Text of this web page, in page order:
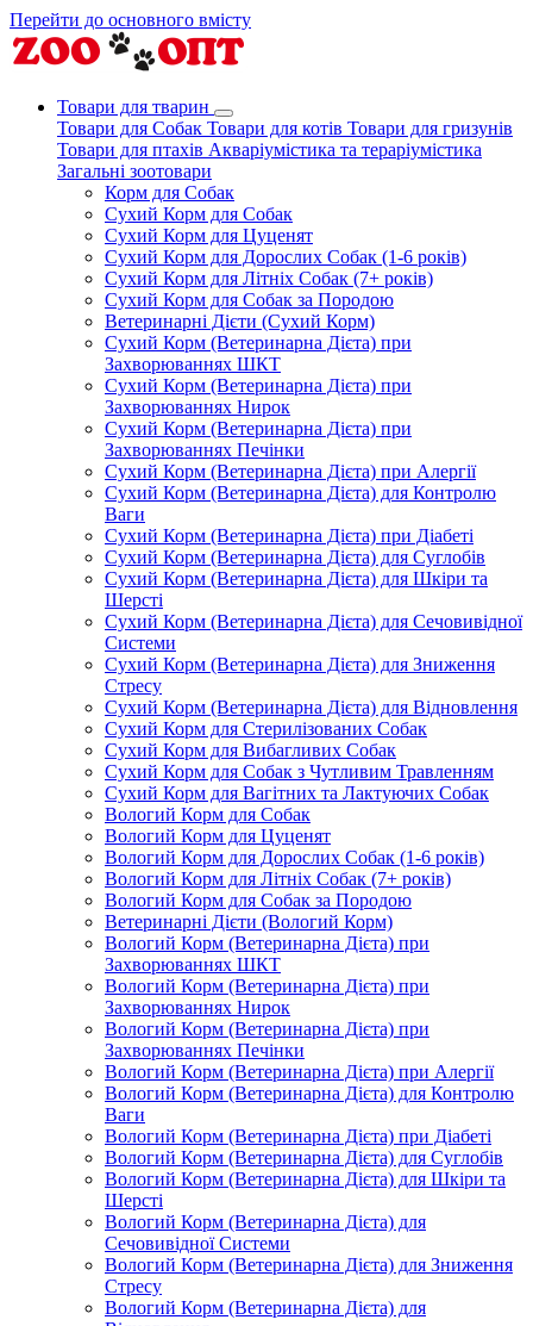
Перейти до основного вмісту
Товари для тварин
Товари для Собак Товари для котів Товари для гризунів
Товари для птахів Акваріумістика та тераріумістика
Загальні зоотовари
Корм для Собак
Сухий Корм для Собак
Сухий Корм для Цуценят
Сухий Корм для Дорослих Собак (1-6 років)
Сухий Корм для Літніх Собак (7+ років)
Сухий Корм для Собак за Породою
Ветеринарні Дієти (Сухий Корм)
Сухий Корм (Ветеринарна Дієта) при
Захворюваннях ШКТ
Сухий Корм (Ветеринарна Дієта) при
Захворюваннях Нирок
Сухий Корм (Ветеринарна Дієта) при
Захворюваннях Печінки
Сухий Корм (Ветеринарна Дієта) при Алергії
Сухий Корм (Ветеринарна Дієта) для Контролю
Ваги
Сухий Корм (Ветеринарна Дієта) при Діабеті
Сухий Корм (Ветеринарна Дієта) для Суглобів
Сухий Корм (Ветеринарна Дієта) для Шкіри та
Шерсті
Сухий Корм (Ветеринарна Дієта) для Сечовивідної
Системи
Сухий Корм (Ветеринарна Дієта) для Зниження
Стресу
Сухий Корм (Ветеринарна Дієта) для Відновлення
Сухий Корм для Стерилізованих Собак
Сухий Корм для Вибагливих Собак
Сухий Корм для Собак з Чутливим Травленням
Сухий Корм для Вагітних та Лактуючих Собак
Вологий Корм для Собак
Вологий Корм для Цуценят
Вологий Корм для Дорослих Собак (1-6 років)
Вологий Корм для Літніх Собак (7+ років)
Вологий Корм для Собак за Породою
Ветеринарні Дієти (Вологий Корм)
Вологий Корм (Ветеринарна Дієта) при
Захворюваннях ШКТ
Вологий Корм (Ветеринарна Дієта) при
Захворюваннях Нирок
Вологий Корм (Ветеринарна Дієта) при
Захворюваннях Печінки
Вологий Корм (Ветеринарна Дієта) при Алергії
Вологий Корм (Ветеринарна Дієта) для Контролю
Ваги
Вологий Корм (Ветеринарна Дієта) при Діабеті
Вологий Корм (Ветеринарна Дієта) для Суглобів
Вологий Корм (Ветеринарна Дієта) для Шкіри та
Шерсті
Вологий Корм (Ветеринарна Дієта) для
Сечовивідної Системи
Вологий Корм (Ветеринарна Дієта) для Зниження
Стресу
Вологий Корм (Ветеринарна Дієта) для